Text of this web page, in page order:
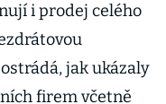
i prodej celého
jak ukázaly
firem včetně